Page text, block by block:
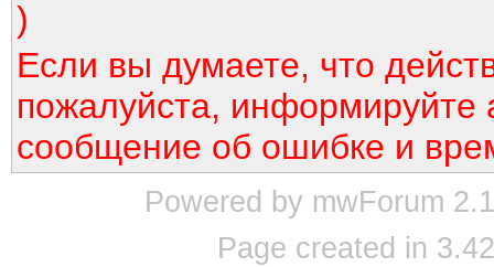
)
Если вы думаете, что
пожалуйста, информируйте
сообщение об ошибке и
Powered by mwForum
Page created in